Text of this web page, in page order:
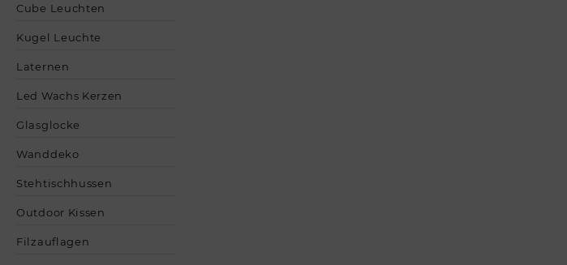
Cube Leuchten
Kugel Leuchte
Laternen
Led Wachs Kerzen
Glasglocke
Wanddeko
Stehtischhussen
Outdoor Kissen
Filzauflagen